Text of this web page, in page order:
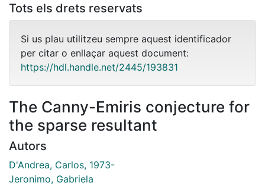
Tots els drets reservats
Si us plau utilitzeu sempre aquest identificador
per citar o enllaçar aquest document:
https://hdl.handle.net/2445/193831
The Canny-Emiris conjecture for
the sparse resultant
Autors
D'Andrea, Carlos, 1973-
Jeronimo, Gabriela